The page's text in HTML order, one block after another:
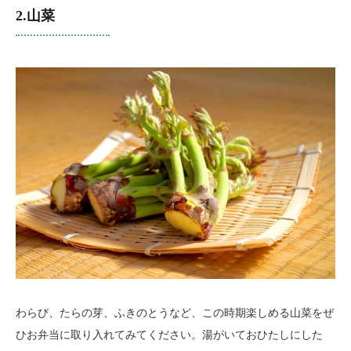
2.山菜
わらび、たらの芽、ふきのとうなど、この時期楽しめる山菜をぜ
ひお弁当に取り入れてみてください。湯がいておひたしにした